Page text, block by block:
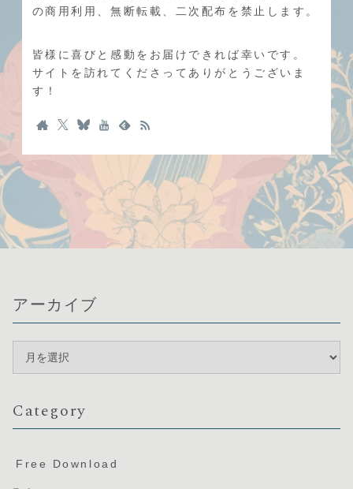
の商用利用、無断転載、二次配布を禁止します。
皆様に喜びと感動をお届けできれば幸いです。
サイトを訪れてくださってありがとうございま
す！
アーカイブ
Category
Free Download